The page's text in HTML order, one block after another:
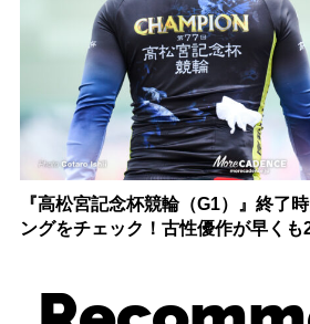
『高松宮記念杯競輪（G1）』終了
ングをチェック！古性優作が早くも